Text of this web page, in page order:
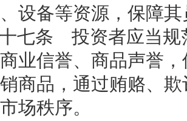
设备等资源，保障
条 投资者应当规范
业信誉、商品声誉
商品，通过贿赂、
场秩序。